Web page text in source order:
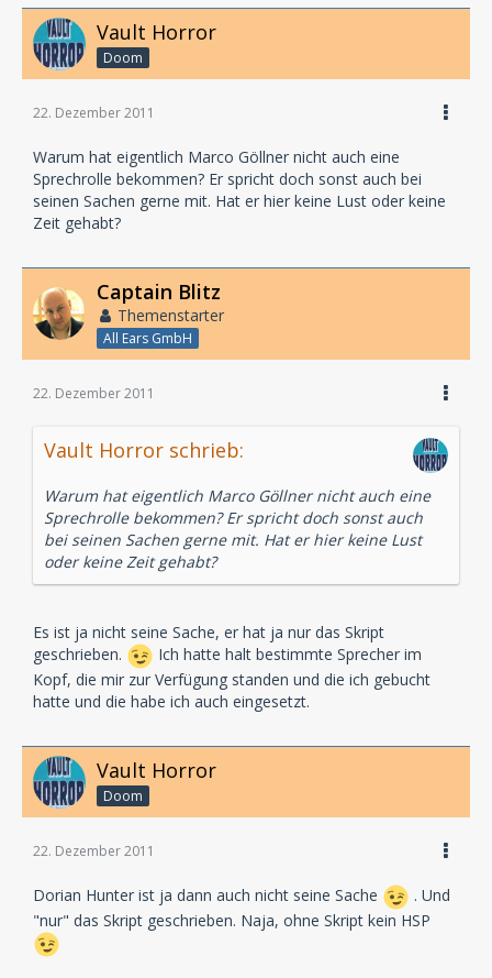
Vault Horror
Doom
22. Dezember 2011
Warum hat eigentlich Marco Göllner nicht auch eine
Sprechrolle bekommen? Er spricht doch sonst auch bei
seinen Sachen gerne mit. Hat er hier keine Lust oder keine
Zeit gehabt?
Captain Blitz
Themenstarter
All Ears GmbH
22. Dezember 2011
Vault Horror schrieb:
Warum hat eigentlich Marco Göllner nicht auch eine
Sprechrolle bekommen? Er spricht doch sonst auch
bei seinen Sachen gerne mit. Hat er hier keine Lust
oder keine Zeit gehabt?
Es ist ja nicht seine Sache, er hat ja nur das Skript
geschrieben.
Ich hatte halt bestimmte Sprecher im
Kopf, die mir zur Verfügung standen und die ich gebucht
hatte und die habe ich auch eingesetzt.
Vault Horror
Doom
22. Dezember 2011
Dorian Hunter ist ja dann auch nicht seine Sache
. Und
"nur" das Skript geschrieben. Naja, ohne Skript kein HSP